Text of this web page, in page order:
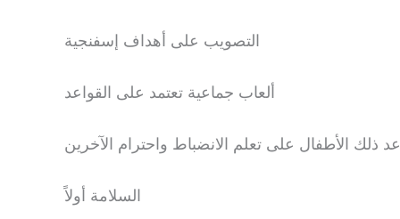
التصويب على أهداف إسفنجية
ألعاب جماعية تعتمد على القواعد
السلامة أولاً